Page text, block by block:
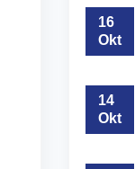
16
Okt
14
Okt